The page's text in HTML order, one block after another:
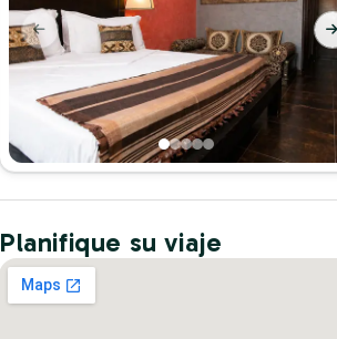
Planifique su viaje